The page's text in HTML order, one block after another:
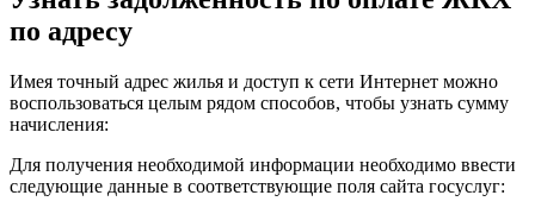
по адресу
Имея точный адрес жилья и доступ к сети Интернет можно
воспользоваться целым рядом способов, чтобы узнать сумму
начисления:
Для получения необходимой информации необходимо ввести
следующие данные в соответствующие поля сайта госуслуг: